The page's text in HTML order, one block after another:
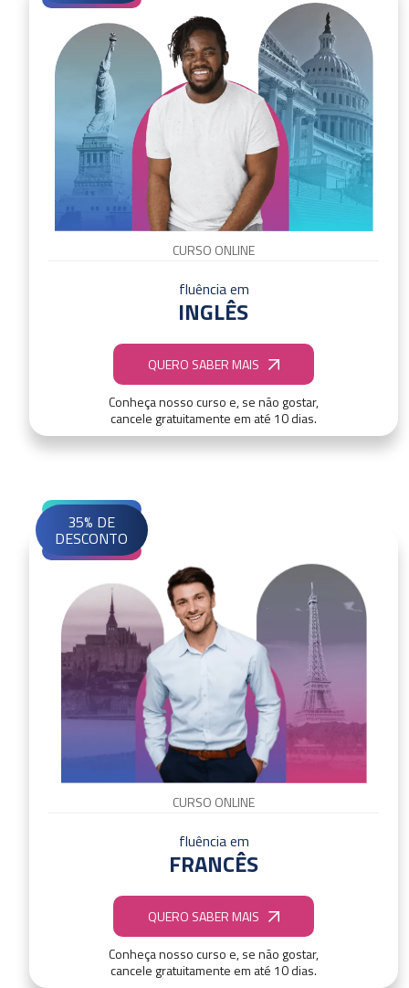
CURSO ONLINE
fluência em
INGLÊS
QUERO SABER MAIS
Conheça nosso curso e, se não gostar,
cancele gratuitamente em até 10 dias.
CURSO ONLINE
fluência em
FRANCÊS
QUERO SABER MAIS
Conheça nosso curso e, se não gostar,
cancele gratuitamente em até 10 dias.
35% DE
DESCONTO